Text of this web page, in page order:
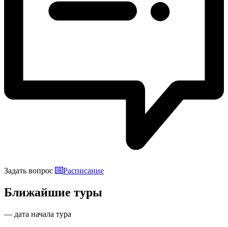
Задать вопрос Расписание
Ближайшие туры
— дата начала тура